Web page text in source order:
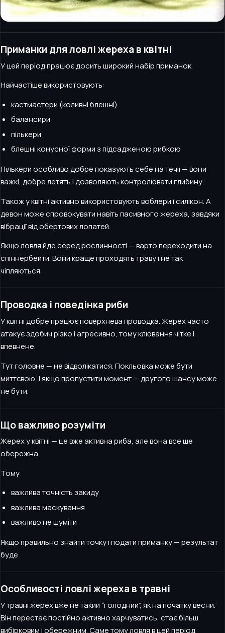
Приманки для ловлі жереха в квітні
У цей період працює досить широкий набір приманок.
Найчастіше використовують:
кастмастери (коливні блешні)
балансири
пількери
блешні конусної форми з підсадженою рибкою
Пількери особливо добре показують себе на течії — вони
важкі, добре летять і дозволяють контролювати глибину.
Також у квітні активно використовують воблери і силікон. А
девон може спровокувати навіть пасивного жереха, завдяки
вібрації від обертових лопатей.
Якщо ловля йде серед рослинності — варто переходити на
спіннербейти. Вони краще проходять траву і не так
чіпляються.
Проводка і поведінка риби
У квітні добре працює поверхнева проводка. Жерех часто
атакує здобич різко і агресивно, тому клювання чітке і
впевнене.
Тут головне — не відволікатися. Покльовка може бути
миттєвою, і якщо пропустити момент — другого шансу може
не бути.
Що важливо розуміти
Жерех у квітні — це вже активна риба, але вона все ще
обережна.
Тому:
важлива точність закиду
важлива маскування
важливо не шуміти
Якщо правильно знайти точку і подати приманку — результат
буде
Особливості ловлі жереха в травні
У травні жерех вже не такий “голодний”, як на початку весни.
Він перестає постійно активно харчуватись, стає більш
вибірковим і обережним. Саме тому ловля в цей період